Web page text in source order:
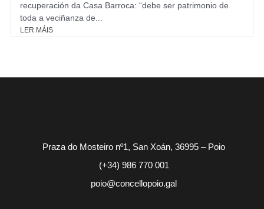
recuperación da Casa Barroca: “debe ser patrimonio de
toda a veciñanza de...
LER MÁIS
Praza do Mosteiro nº1, San Xoán, 36995 – Poio
(+34) 986 770 001
poio@concellopoio.gal